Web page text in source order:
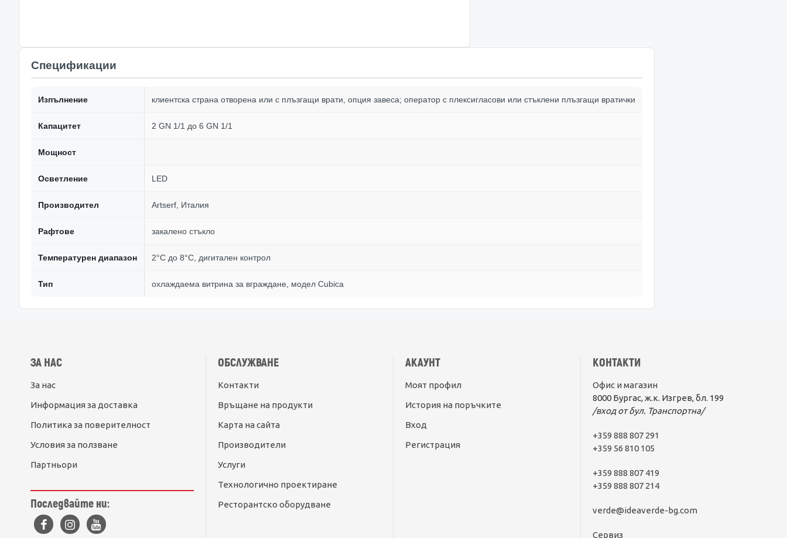
Спецификации
Изпълнение клиентска страна отворена или с плъзгащи врати, опция завеса; оператор с плексигласови или стъклени плъзгащи вратички
Капацитет 2 GN 1/1 до 6 GN 1/1
Мощност
Осветление LED
Производител Artserf, Италия
Рафтове закалено стъкло
Температурен диапазон 2°C до 8°C, дигитален контрол
Тип охлаждаема витрина за вграждане, модел Cubica
ЗА НАС
За нас
Информация за доставка
Политика за поверителност
Условия за ползване
Партньори
Последвайте ни:
ОБСЛУЖВАНЕ
Контакти
Връщане на продукти
Карта на сайта
Производители
Услуги
Технологично проектиране
Ресторантско оборудване
АКАУНТ
Моят профил
История на поръчките
Вход
Регистрация
КОНТАКТИ
Офис и магазин
8000 Бургас, ж.к. Изгрев, бл. 199
/вход от бул. Транспортна/
+359 888 807 291
+359 56 810 105
+359 888 807 419
+359 888 807 214
verde@ideaverde-bg.com
Сервиз